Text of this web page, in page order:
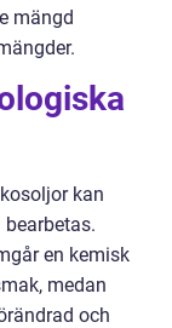
mängd
kan
en kemisk
medan
och